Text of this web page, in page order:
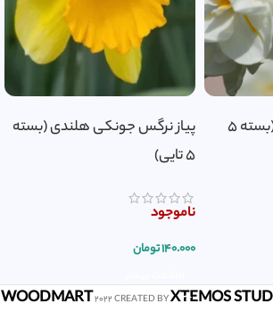
پیاز نرگس چرفولنس (بسته ۵
پیاز نرگس جونکی هلندی (بسته
۵ تایی)
ناموجود
۱۴۰.۰۰۰تومان
WOODMART2022 CREATED BYXTEMOS